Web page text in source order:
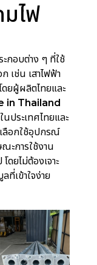
ไฟ
กอบต่าง ๆ ที่ใช้
เช่น เสาไฟฟ้า
ยผู้ผลิตไทยและ
in Thailand
ประเทศไทยและ
ลือกใช้อุปกรณ์
ะการใช้งาน
ดยไม่ต้องเจาะ
ที่เข้าใจง่าย